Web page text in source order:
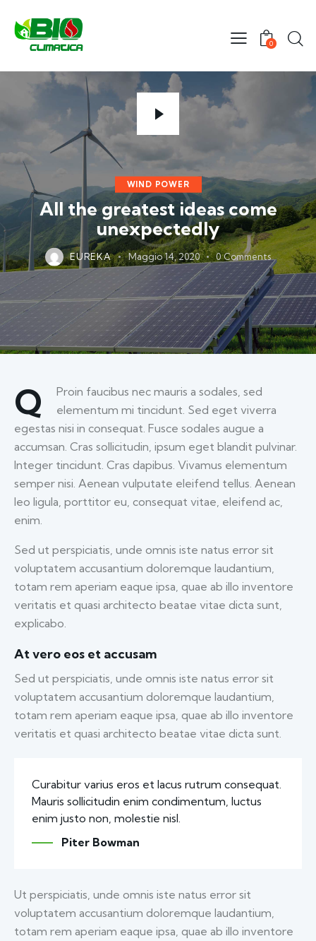
0
WIND POWER
All the greatest ideas come
unexpectedly
EUREKA Maggio 14, 2020 0 Comments
Q
Proin faucibus nec mauris a sodales, sed
elementum mi tincidunt. Sed eget viverra
egestas nisi in consequat. Fusce sodales augue a
accumsan. Cras sollicitudin, ipsum eget blandit pulvinar.
Integer tincidunt. Cras dapibus. Vivamus elementum
semper nisi. Aenean vulputate eleifend tellus. Aenean
leo ligula, porttitor eu, consequat vitae, eleifend ac,
enim.
Sed ut perspiciatis, unde omnis iste natus error sit
voluptatem accusantium doloremque laudantium,
totam rem aperiam eaque ipsa, quae ab illo inventore
veritatis et quasi architecto beatae vitae dicta sunt,
explicabo.
At vero eos et accusam
Sed ut perspiciatis, unde omnis iste natus error sit
voluptatem accusantium doloremque laudantium,
totam rem aperiam eaque ipsa, quae ab illo inventore
veritatis et quasi architecto beatae vitae dicta sunt.
Curabitur varius eros et lacus rutrum consequat.
Mauris sollicitudin enim condimentum, luctus
enim justo non, molestie nisl.
Piter Bowman
Ut perspiciatis, unde omnis iste natus error sit
voluptatem accusantium doloremque laudantium,
totam rem aperiam eaque ipsa, quae ab illo inventore